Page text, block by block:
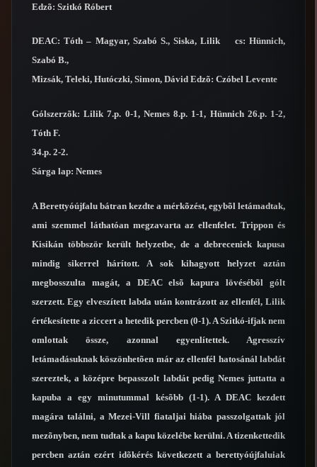
Edzõ: Szitkó Róbert
DEAC: Tóth – Magyar, Szabó S., Siska, Lilik cs: Hünnich,
Szabó B.,
Mizsák, Teleki, Hutóczki, Simon, Dávid Edzõ: Czóbel Levente
Gólszerzõk: Lilik 7.p. 0-1, Nemes 8.p. 1-1, Hünnich 26.p. 1-2,
Tóth F.
34.p. 2-2.
Sárga lap: Nemes
A Berettyóújfalu bátran kezdte a mérkõzést, egybõl letámadtak,
ami szemmel láthatóan megzavarta az ellenfelet. Trippon és
Kisikán többször került helyzetbe, de a debreceniek kapusa
mindig sikerrel hárított. A sok kihagyott helyzet aztán
megbosszulta magát, a DEAC elsõ kapura lövésébõl gólt
szerzett. Egy elveszített labda után kontrázott az ellenfél, Lilik
értékesítette a ziccert a hetedik percben (0-1). A Szitkó-ifjak nem
omlottak össze, azonnal egyenlítettek. Agresszív
letámadásuknak köszönhetõen már az ellenfél hatosánál labdát
szereztek, a középre bepasszolt labdát pedig Nemes juttatta a
kapuba a egy minutummal késõbb (1-1). A DEAC kezdett
magára találni, a Mezei-Vill fiataljai hiába passzolgattak jól
mezõnyben, nem tudtak a kapu közelébe kerülni. A tizenkettedik
percben aztán ezért idõkérés következett a berettyóújfaluiak